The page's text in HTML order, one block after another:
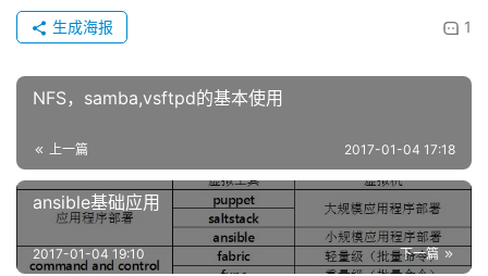
1
生成海报
NFS，samba,vsftpd的基本使用
上一篇 2017-01-04 17:18
ansible基础应用
下一篇
2017-01-04 19:10